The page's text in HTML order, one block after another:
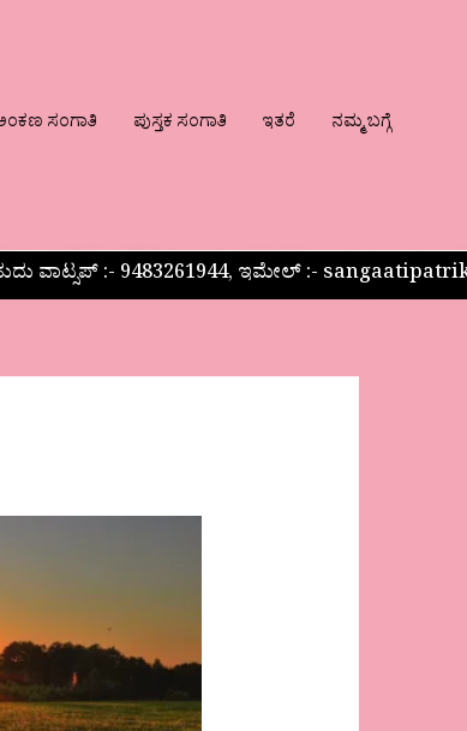
ಸಂಗಾತಿ ಪುಸ್ತಕ ಸಂಗಾತಿ ಇತರೆ ನಮ್ಮ ಬಗ್ಗೆ
ವಾಟ್ಸಪ್‌ :- 9483261944, ಇಮೇಲ್ :-